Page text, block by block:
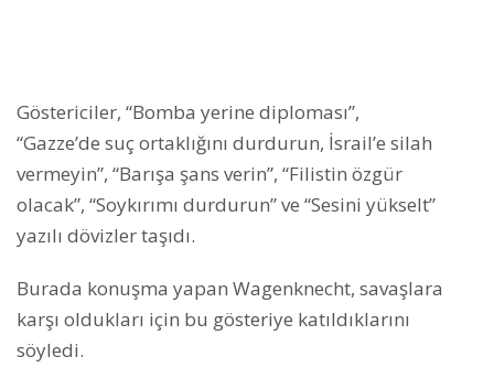
Göstericiler, “Bomba yerine diploması”,
“Gazze’de suç ortaklığını durdurun, İsrail’e silah
vermeyin”, “Barışa şans verin”, “Filistin özgür
olacak”, “Soykırımı durdurun” ve “Sesini yükselt”
yazılı dövizler taşıdı.
Burada konuşma yapan Wagenknecht, savaşlara
karşı oldukları için bu gösteriye katıldıklarını
söyledi.